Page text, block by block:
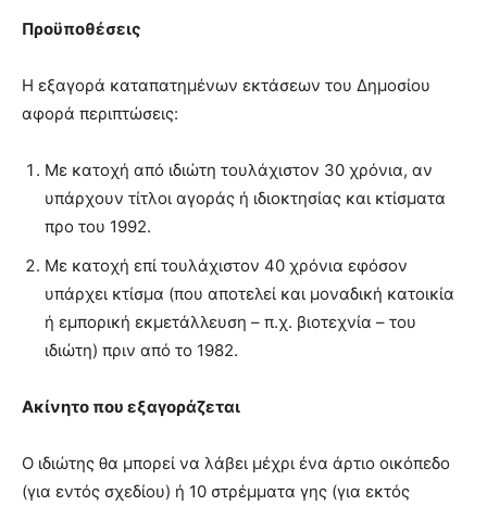
Προϋποθέσεις
Η εξαγορά καταπατημένων εκτάσεων του Δημοσίου
αφορά περιπτώσεις:
Με κατοχή από ιδιώτη τουλάχιστον 30 χρόνια, αν
υπάρχουν τίτλοι αγοράς ή ιδιοκτησίας και κτίσματα
προ του 1992.
Με κατοχή επί τουλάχιστον 40 χρόνια εφόσον
υπάρχει κτίσμα (που αποτελεί και μοναδική κατοικία
ή εμπορική εκμετάλλευση – π.χ. βιοτεχνία – του
ιδιώτη) πριν από το 1982.
Ακίνητο που εξαγοράζεται
Ο ιδιώτης θα μπορεί να λάβει μέχρι ένα άρτιο οικόπεδο
(για εντός σχεδίου) ή 10 στρέμματα γης (για εκτός